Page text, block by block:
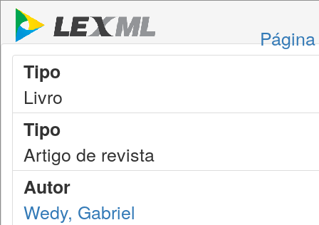
Tipo
Livro
Tipo
Artigo de revista
Autor
Wedy, Gabriel